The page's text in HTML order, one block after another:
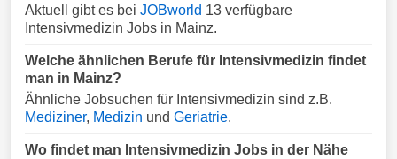
Aktuell gibt es bei JOBworld 13 verfügbare
Intensivmedizin Jobs in Mainz.
Welche ähnlichen Berufe für Intensivmedizin findet
man in Mainz?
Ähnliche Jobsuchen für Intensivmedizin sind z.B.
Mediziner, Medizin und Geriatrie.
Wo findet man Intensivmedizin Jobs in der Nähe